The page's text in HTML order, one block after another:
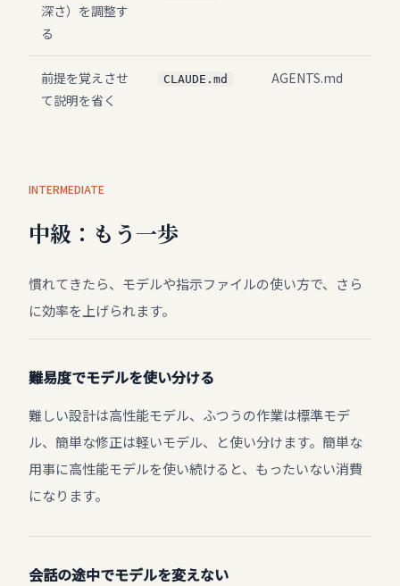
深さ）を調整す
る
前提を覚えさせ
て説明を省く
CLAUDE.md AGENTS.md
INTERMEDIATE
中級：もう一歩
慣れてきたら、モデルや指示ファイルの使い方で、さら
に効率を上げられます。
難易度でモデルを使い分ける
難しい設計は高性能モデル、ふつうの作業は標準モデ
ル、簡単な修正は軽いモデル、と使い分けます。簡単な
用事に高性能モデルを使い続けると、もったいない消費
になります。
会話の途中でモデルを変えない